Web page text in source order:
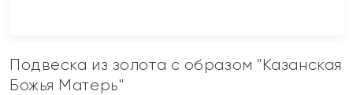
Подвеска из золота с образом "Казанская
Божья Матерь"